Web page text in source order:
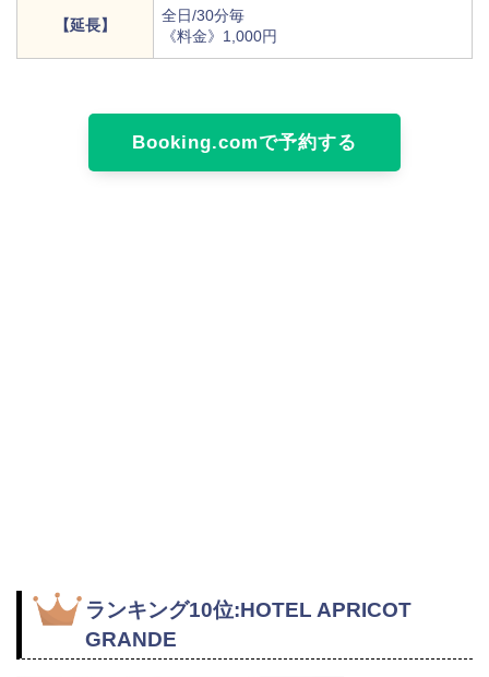
【延長】
全日/30分毎
《料金》1,000円
Booking.comで予約する
ランキング10位:HOTEL APRICOT
GRANDE